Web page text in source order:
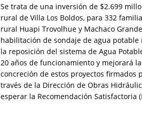
Se trata de una inversión de $2.699
rural de Villa Los Boldos, para 332
rural Huapi Trovolhue y Machaco
habilitación de sondaje de agua
la reposición del sistema de Agua
20 años de funcionamiento y mejorará
concreción de estos proyectos firmados
través de la Dirección de Obras
esperar la Recomendación Satisfactoria